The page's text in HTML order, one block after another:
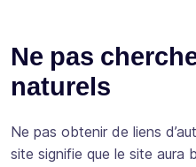
Ne pas
naturels
Ne pas obtenir de liens
site signifie que le site aura